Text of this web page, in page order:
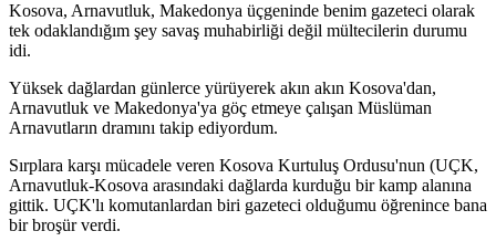
Kosova, Arnavutluk, Makedonya üçgeninde benim gazeteci olarak
tek odaklandığım şey savaş muhabirliği değil mültecilerin durumu
idi.
Yüksek dağlardan günlerce yürüyerek akın akın Kosova'dan,
Arnavutluk ve Makedonya'ya göç etmeye çalışan Müslüman
Arnavutların dramını takip ediyordum.
Sırplara karşı mücadele veren Kosova Kurtuluş Ordusu'nun (UÇK,
Arnavutluk-Kosova arasındaki dağlarda kurduğu bir kamp alanına
gittik. UÇK'lı komutanlardan biri gazeteci olduğumu öğrenince bana
bir broşür verdi.